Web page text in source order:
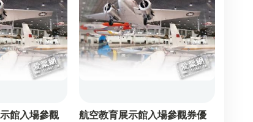
館入場參觀
航空教育展示館入場參觀券優